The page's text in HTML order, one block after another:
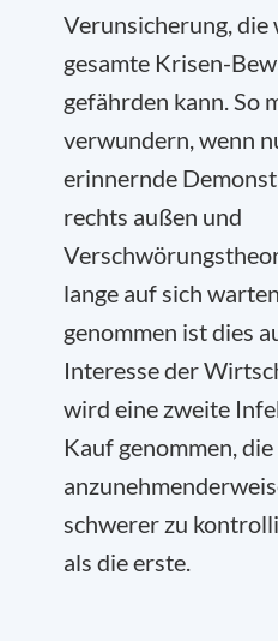
Verunsicherung, die
gesamte Krisen-
gefährden kann. So
verwundern, wenn
erinnernde
rechts außen und
lange auf sich
genommen ist dies
Interesse der
wird eine zweite
Kauf genommen, die
schwerer zu
als die erste.